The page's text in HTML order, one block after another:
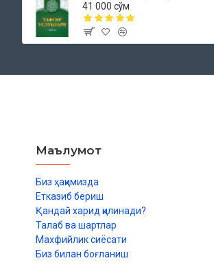
41 000 сўм
Маълумот
Биз ҳақимизда
Етказиб бериш
Қандай харид қилинади?
Талаб ва шартлар
Махфийлик сиёсати
Биз билан боғланиш